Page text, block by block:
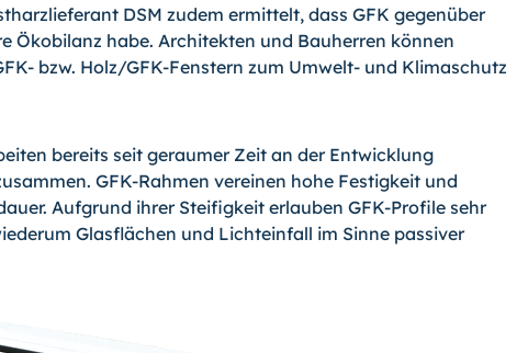
DSM zudem ermittelt, dass GFK gegenüber
Ökobilanz habe. Architekten und Bauherren können
bzw. Holz/GFK-Fenstern zum Umwelt- und Klimaschutz
bereits seit geraumer Zeit an der Entwicklung
GFK-Rahmen vereinen hohe Festigkeit und
Aufgrund ihrer Steifigkeit erlauben GFK-Profile sehr
Glasflächen und Lichteinfall im Sinne passiver